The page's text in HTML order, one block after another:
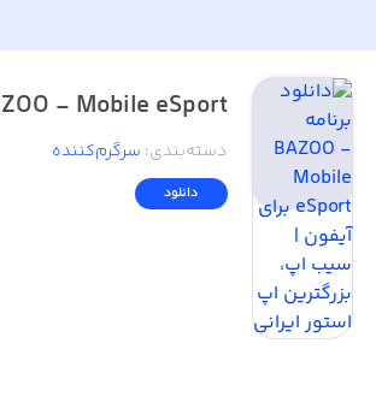
- Mobile eSport
دسته‌بندی: سرگرم‌کننده
دانلود